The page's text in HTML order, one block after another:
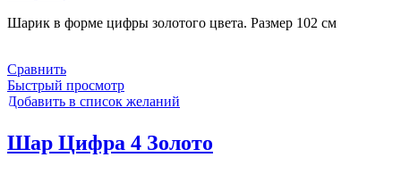
Шарик в форме цифры золотого цвета. Размер 102 см
Сравнить
Быстрый просмотр
Добавить в список желаний
Шар Цифра 4 Золото